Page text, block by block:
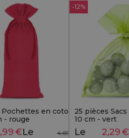
en coton
- rouge
4,69
€Le
-12%
25 pièces Sacs
10 cm - vert
Le
2,29€